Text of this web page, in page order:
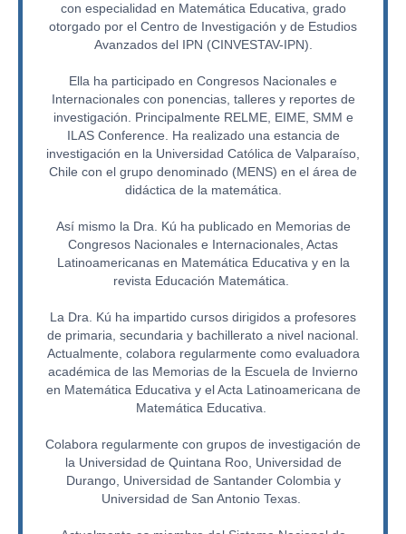
Interno
Licenciaturas
Maestrías
Capacitación Docente
con especialidad en Matemática Educativa, grado
otorgado por el Centro de Investigación y de Estudios
Avanzados del IPN (CINVESTAV-IPN).
Ella ha participado en Congresos Nacionales e
Internacionales con ponencias, talleres y reportes de
investigación. Principalmente RELME, EIME, SMM e
ILAS Conference. Ha realizado una estancia de
investigación en la Universidad Católica de Valparaíso,
Chile con el grupo denominado (MENS) en el área de
didáctica de la matemática.
Así mismo la Dra. Kú ha publicado en Memorias de
Congresos Nacionales e Internacionales, Actas
Latinoamericanas en Matemática Educativa y en la
revista Educación Matemática.
La Dra. Kú ha impartido cursos dirigidos a profesores
de primaria, secundaria y bachillerato a nivel nacional.
Actualmente, colabora regularmente como evaluadora
académica de las Memorias de la Escuela de Invierno
en Matemática Educativa y el Acta Latinoamericana de
Matemática Educativa.
Colabora regularmente con grupos de investigación de
la Universidad de Quintana Roo, Universidad de
Durango, Universidad de Santander Colombia y
Universidad de San Antonio Texas.